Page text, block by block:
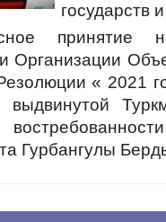
государств
принятие
Организации
« 2021
выдвинутой
Гурбангулы